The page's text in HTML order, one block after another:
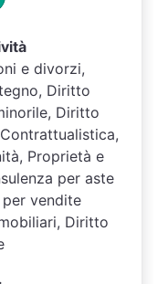
e divorzi,
Diritto
Diritto
Proprietà e
per aste
vendite
Diritto